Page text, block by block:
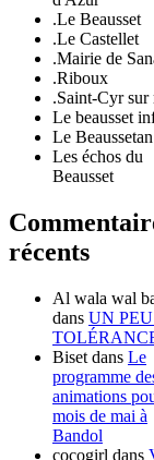
.Le Beausset
.Le Castellet
.Mairie de
.Riboux
.Saint-Cyr sur
Le beausset
Le Beaussetan
Les échos du
Beausset
récents
Al wala wal
dans UN
Biset dans Le
programme
animations
mois de mai à
Bandol
cocogirl dans